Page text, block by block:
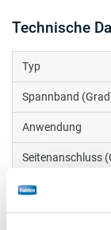
Technische
Typ
Spannband
Anwendung
Seitenanschluss
max.